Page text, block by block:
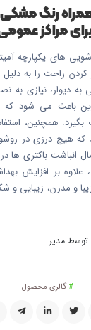
رنگ
مراکز
های یکپارچه
کردن راحت را به
دیوار، نیازی به
باعث می شود که
همچنین،
که هیچ درزی در
انباشت باکتری
علاوه بر افزایش
و مدرن، زیبایی و
گالری محصول